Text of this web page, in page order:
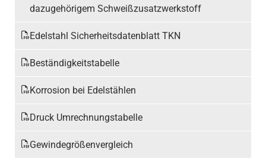
dazugehörigem Schweißzusatzwerkstoff
Edelstahl Sicherheitsdatenblatt TKN
Beständigkeitstabelle
Korrosion bei Edelstählen
Druck Umrechnungstabelle
Gewindegrößenvergleich